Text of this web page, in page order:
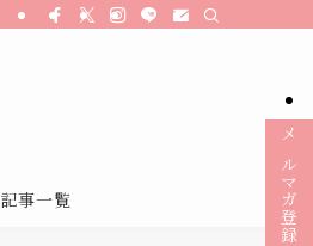
メルマガ登録
記事一覧